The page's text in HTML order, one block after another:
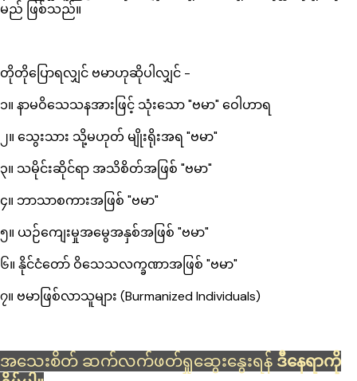
မည် ဖြစ်သည်။
တိုတိုပြောရလျှင် ဗမာဟုဆိုပါလျှင် -
၁။ နာမဝိသေသနအားဖြင့် သုံးသော "ဗမာ" ဝေါဟာရ
၂။ သွေးသား သို့မဟုတ် မျိုးရိုးအရ "ဗမာ"
၃။ သမိုင်းဆိုင်ရာ အသိစိတ်အဖြစ် "ဗမာ"
၄။ ဘာသာစကားအဖြစ် "ဗမာ"
၅။ ယဉ်ကျေးမှုအမွေအနှစ်အဖြစ် "ဗမာ"
၆။ နိုင်ငံတော် ဝိသေသလက္ခဏာအဖြစ် "ဗမာ"
၇။ ဗမာဖြစ်လာသူများ (Burmanized Individuals)
အသေးစိတ် ဆက်လက်ဖတ်ရှုဆွေးနွေးရန် ဒီနေရာကို